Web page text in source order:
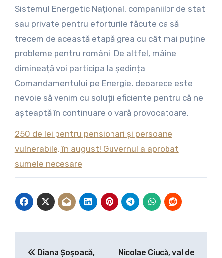
Sistemul Energetic Național, companiilor de stat
sau private pentru eforturile făcute ca să
trecem de această etapă grea cu cât mai puține
probleme pentru români! De altfel, mâine
dimineață voi participa la ședința
Comandamentului pe Energie, deoarece este
nevoie să venim cu soluții eficiente pentru că ne
așteaptă în continuare o vară provocatoare.
250 de lei pentru pensionari și persoane
vulnerabile, în august! Guvernul a aprobat
sumele necesare
Diana Șoșoacă,
Nicolae Ciucă, val de